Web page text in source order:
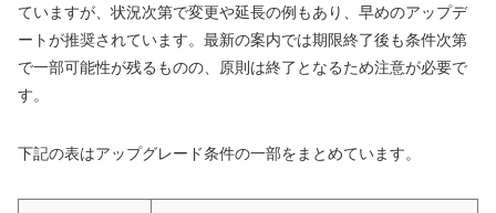
ていますが、状況次第で変更や延長の例もあり、早めのアップデ
ートが推奨されています。最新の案内では期限終了後も条件次第
で一部可能性が残るものの、原則は終了となるため注意が必要で
す。
下記の表はアップグレード条件の一部をまとめています。